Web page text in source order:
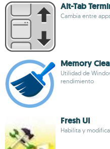
Alt-Tab
Cambia entre
Memory
Utilidad de
rendimiento
Fresh UI
Habilita y